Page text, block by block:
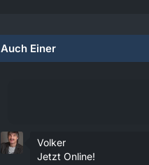
Auch Einer
Volker
Jetzt Online!